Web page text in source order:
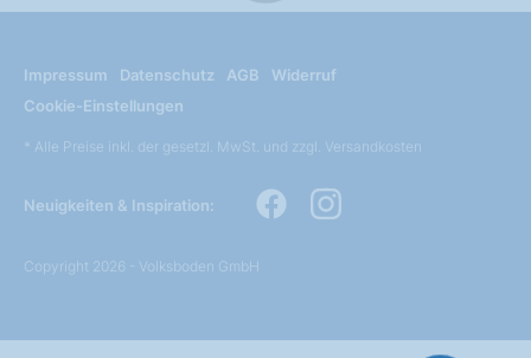
Impressum Datenschutz AGB
Widerruf
Cookie-Einstellungen
* Alle Preise inkl. der gesetzl. MwSt. und zzgl. Versandkosten
Neuigkeiten & Inspiration:
Copyright 2026 - Volksboden GmbH